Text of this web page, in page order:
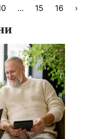
... 15 16 ›